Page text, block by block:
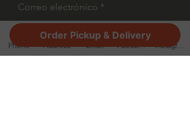
Correo electrónico
Sujeto
Phone Address Email Facebook Instagram
Order Pickup & Delivery